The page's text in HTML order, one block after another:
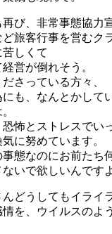
び、非常事態協力
旅客行事を営むク
苦しくて
営が倒れそう。
さっている方々、
も、なんとかして
怖とストレスでい
に努めています。
態なのにお前たち
ないで欲しいんです
どうしてもイライ
を、ウイルスのよ